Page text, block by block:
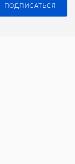
ПОДПИСАТЬСЯ